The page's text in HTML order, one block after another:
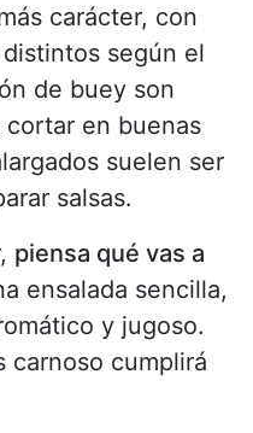
carácter, con
según el
de buey son
cortar en buenas
suelen ser
salsas.
piensa qué vas a
ensalada sencilla,
y jugoso.
carnoso cumplirá